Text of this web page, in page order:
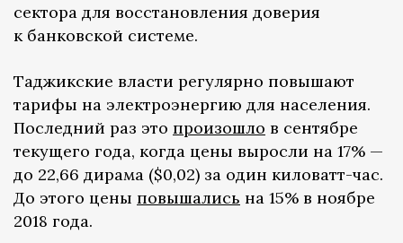
сектора для восстановления доверия
к банковской системе.
Таджикские власти регулярно повышают
тарифы на электроэнергию для населения.
Последний раз это произошло в сентябре
текущего года, когда цены выросли на 17% —
до 22,66 дирама ($0,02) за один киловатт-час.
До этого цены повышались на 15% в ноябре
2018 года.